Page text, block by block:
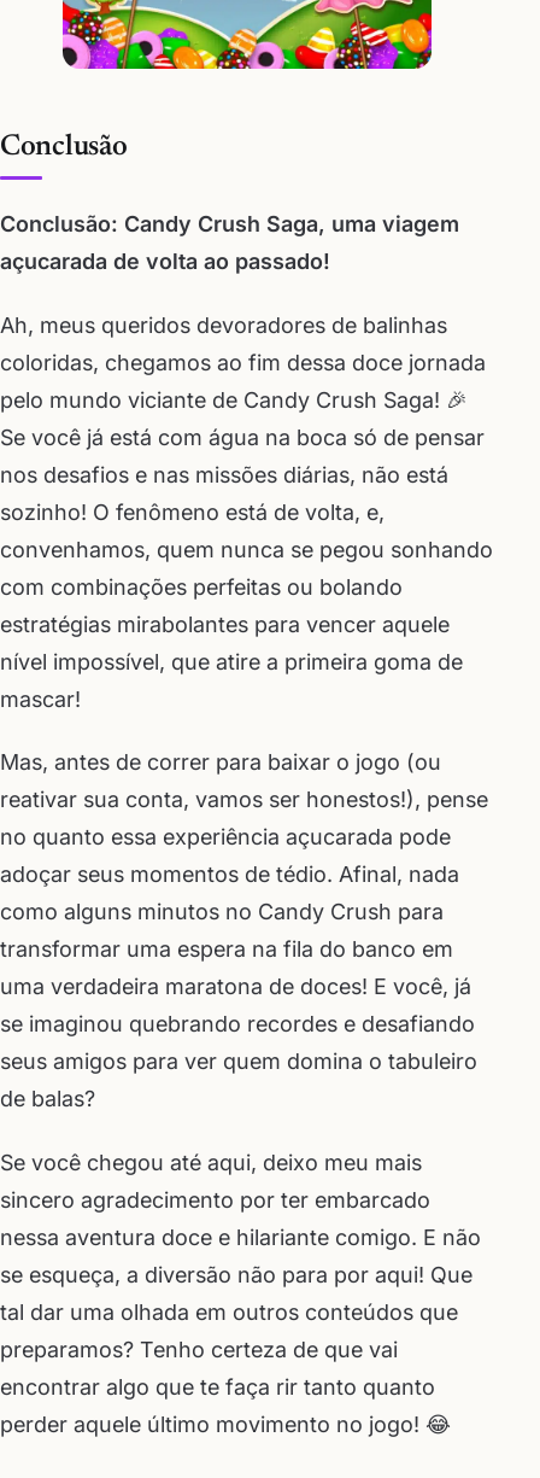
Conclusão
Conclusão: Candy Crush Saga, uma viagem
açucarada de volta ao passado!
Ah, meus queridos devoradores de balinhas
coloridas, chegamos ao fim dessa doce jornada
pelo mundo viciante de Candy Crush Saga! 🎉
Se você já está com água na boca só de pensar
nos desafios e nas missões diárias, não está
sozinho! O fenômeno está de volta, e,
convenhamos, quem nunca se pegou sonhando
com combinações perfeitas ou bolando
estratégias mirabolantes para vencer aquele
nível impossível, que atire a primeira goma de
mascar!
Mas, antes de correr para baixar o jogo (ou
reativar sua conta, vamos ser honestos!), pense
no quanto essa experiência açucarada pode
adoçar seus momentos de tédio. Afinal, nada
como alguns minutos no Candy Crush para
transformar uma espera na fila do banco em
uma verdadeira maratona de doces! E você, já
se imaginou quebrando recordes e desafiando
seus amigos para ver quem domina o tabuleiro
de balas?
Se você chegou até aqui, deixo meu mais
sincero agradecimento por ter embarcado
nessa aventura doce e hilariante comigo. E não
se esqueça, a diversão não para por aqui! Que
tal dar uma olhada em outros conteúdos que
preparamos? Tenho certeza de que vai
encontrar algo que te faça rir tanto quanto
perder aquele último movimento no jogo! 😂